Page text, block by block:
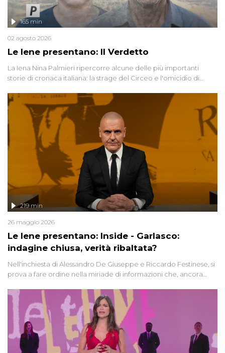
Le Iene presentano: Il Verdetto
165 min
02 agosto 2026
La Iena Nina Palmieri ripercorre alcune delle più importanti
storie di cronaca italiana: la strage del Circeo e l'omicidio di
Le Iene presentano: Inside - Garlasco:
indagine chiusa, verità ribaltata?
219 min
26 maggio 2026
Nell'inchiesta di Alessandro De Giuseppe e Riccardo Festinese, si
prova a fare ordine nella miriade di informazioni che, ancora
giudiziarie più discusse degli ultimi anni. Lo speciale ricostruisce la
vicenda mettendo in fila testimonianze, errori, dettagli
controversi e i protagonisti di un'indagine che sembra non avere
fine.